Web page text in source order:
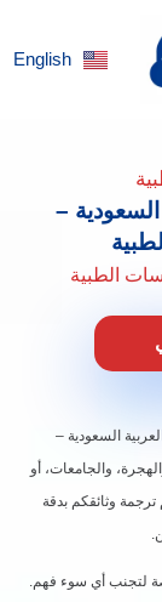
English
السعودية –
الطبية
السعودية –
والجامعات، أو
وثائقكم بدقة
لتجنب أي سوء فهم.